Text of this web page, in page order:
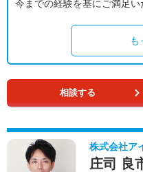
今までの経験を基にご満足い
も
相談する
株式会社ア
庄司 良